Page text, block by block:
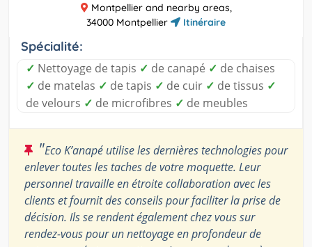
Montpellier and nearby areas,
34000 Montpellier
Itinéraire
Spécialité:
✓ Nettoyage de tapis ✓ de canapé ✓ de chaises
✓ de matelas ✓ de tapis ✓ de cuir ✓ de tissus ✓
de velours ✓ de microfibres ✓ de meubles
"Eco K’anapé utilise les dernières technologies pour
enlever toutes les taches de votre moquette. Leur
personnel travaille en étroite collaboration avec les
clients et fournit des conseils pour faciliter la prise de
décision. Ils se rendent également chez vous sur
rendez-vous pour un nettoyage en profondeur de